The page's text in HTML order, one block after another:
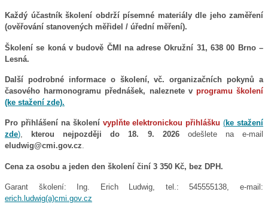
Každý účastník školení obdrží písemné materiály dle jeho zaměření
(ověřování stanovených měřidel / úřední měření).
Školení se koná v budově ČMI na adrese Okružní 31, 638 00 Brno –
Lesná.
Další podrobné informace o školení, vč. organizačních pokynů a
časového harmonogramu přednášek, naleznete v programu školení
(ke stažení zde).
Pro přihlášení na školení vyplňte elektronickou přihlášku (ke stažení
zde), kterou nejpozději do 18. 9. 2026odešlete na e-mail
eludwig@cmi.gov.cz.
Cena za osobu a jeden den školení činí 3 350 Kč, bez DPH.
Garant školení: Ing. Erich Ludwig, tel.: 545555138, e-mail:
erich.ludwig(a)cmi.gov.cz